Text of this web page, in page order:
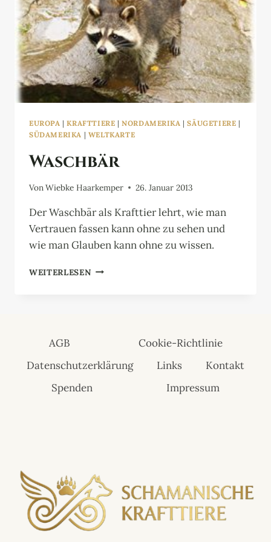
EUROPA |KRAFTTIERE |NORDAMERIKA |SÄUGETIERE |
SÜDAMERIKA | WELTKARTE
Waschbär
VonWiebke Haarkemper 26. Januar 2013
Der Waschbär als Krafttier lehrt, wie man
Vertrauen fassen kann ohne zu sehen und
wie man Glauben kann ohne zu wissen.
WEITERLESEN WASCHBÄR
AGB
Cookie-Richtlinie
Datenschutzerklärung
Links
Kontakt
Spenden
Impressum